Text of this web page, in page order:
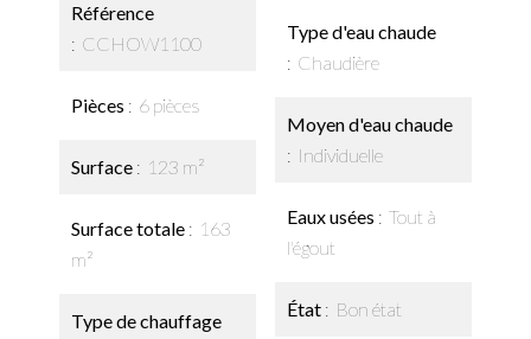
Référence
CCHOW1100
Pièces 6 pièces
Surface 123 m²
Surface totale
163
m²
Type de chauffage
Type d'eau chaude
Chaudière
Moyen d'eau chaude
Individuelle
Eaux usées
Tout à
l'égout
État Bon état